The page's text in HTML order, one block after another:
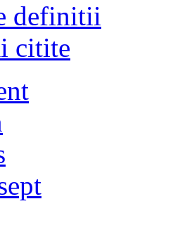
definitii
citite